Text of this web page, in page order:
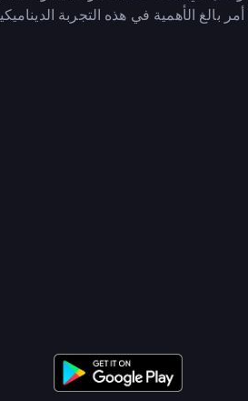
بالغ الأهمية في هذه التجربة